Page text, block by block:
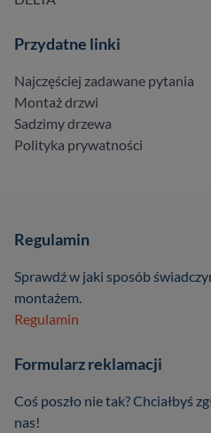
Przydatne linki
Najczęściej zadawane pytania
Montaż drzwi
Sadzimy drzewa
Polityka prywatności
Regulamin
Sprawdź w jaki sposób
montażem.
Regulamin
Formularz reklamacji
Coś poszło nie tak? Chciałbyś
nas!